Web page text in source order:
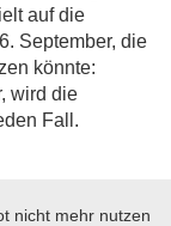
auf die
September, die
könnte:
wird die
Fall.
nicht mehr nutzen